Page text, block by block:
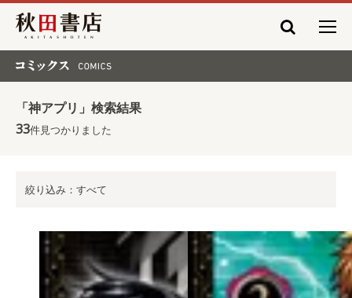
秋田書店
「神アプリ」検索結果
33件見つかりました
絞り込み：すべて